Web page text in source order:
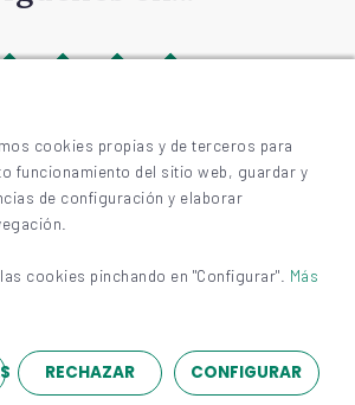
©2026 BIZKAIAGARA
Accesibilidad
Aviso legal y privacidad
cookies propias y de terceros para
funcionamiento del sitio web, guardar y
de configuración y elaborar
cookies pinchando en "Configurar". Más
RECHAZAR CONFIGURAR